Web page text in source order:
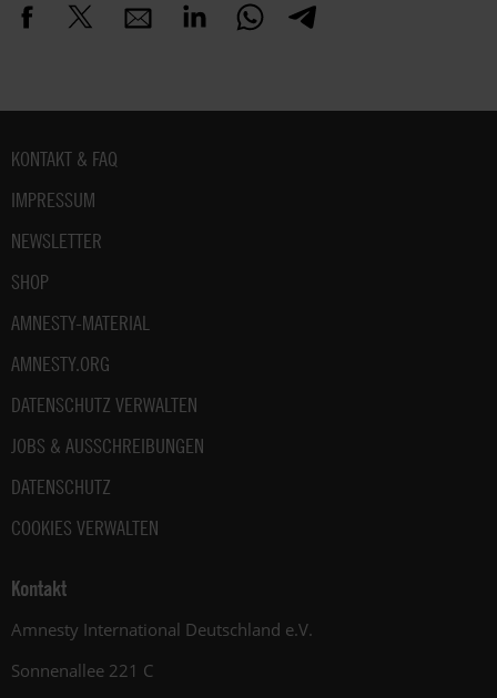
Fußbereich
KONTAKT & FAQ
IMPRESSUM
NEWSLETTER
SHOP
AMNESTY-MATERIAL
AMNESTY.ORG
DATENSCHUTZ VERWALTEN
JOBS & AUSSCHREIBUNGEN
DATENSCHUTZ
COOKIES VERWALTEN
Kontakt
Amnesty International Deutschland e.V.
Sonnenallee 221 C